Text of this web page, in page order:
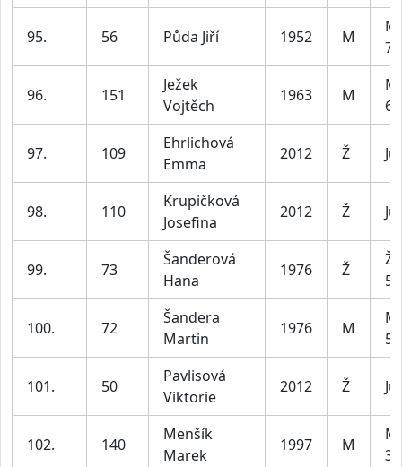
95. 56 Půda Jiří 1952 M
96. 151
Ježek
Vojtěch
1963 M
97. 109
Ehrlichová
Emma
2012 Ž
98. 110
Krupičková
Josefina
2012 Ž
99. 73
Šanderová
Hana
1976 Ž
100. 72
Šandera
Martin
1976 M
101. 50
Pavlisová
Viktorie
2012 Ž
102. 140
Menšík
Marek
1997 M